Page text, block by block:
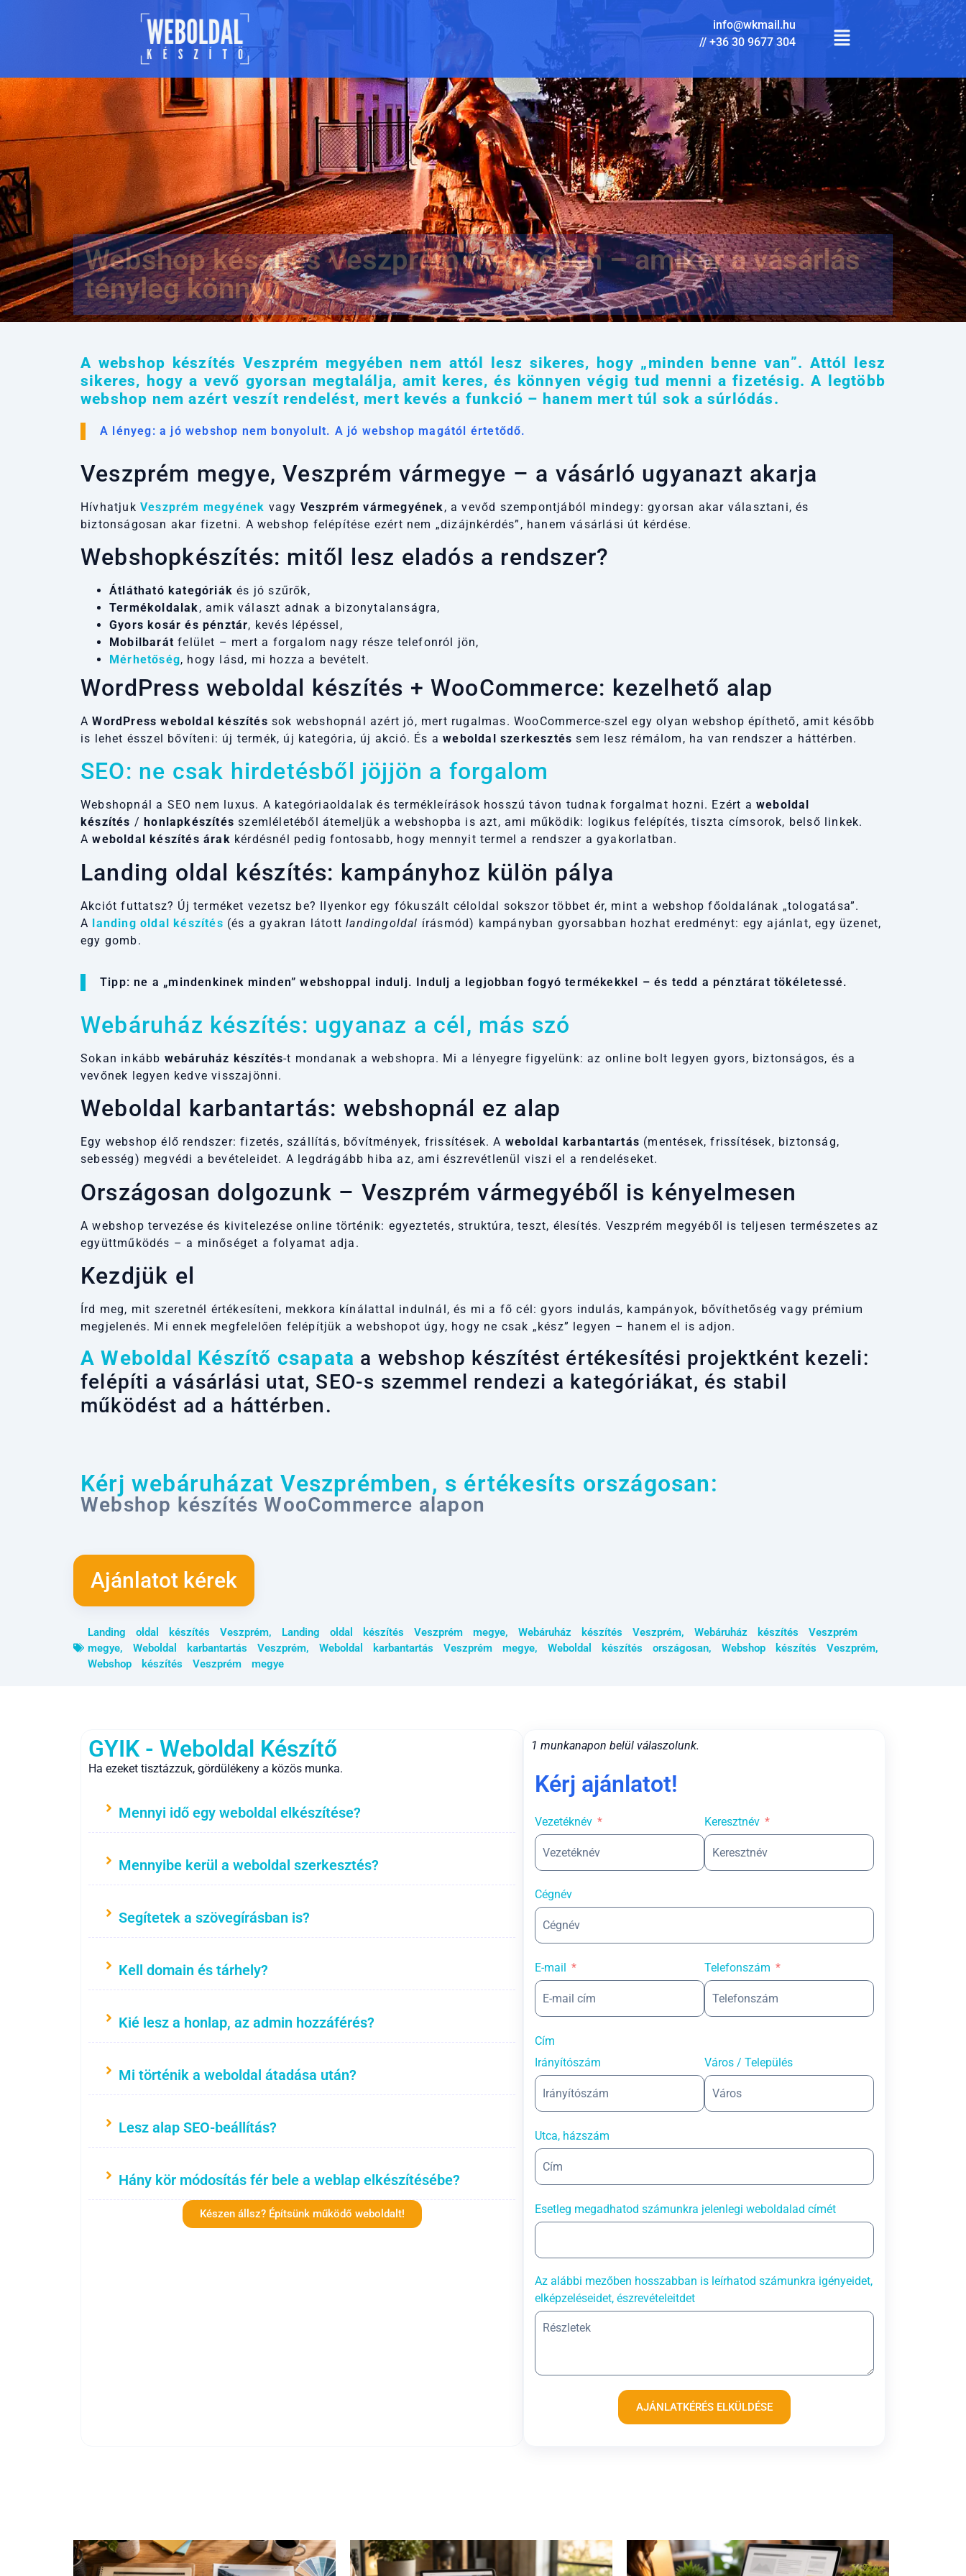
info@wkmail.hu
//+36 30 9677 304
Webshop készítés Veszprém megyében – amikor a vásárlás
tényleg könnyű
A webshop készítés Veszprém megyében nem attól lesz sikeres, hogy „minden benne van”. Attól lesz
sikeres, hogy a vevő gyorsan megtalálja, amit keres, és könnyen végig tud menni a fizetésig. A legtöbb
webshop nem azért veszít rendelést, mert kevés a funkció – hanem mert túl sok a súrlódás.
A lényeg: a jó webshop nem bonyolult. A jó webshop magától értetődő.
Veszprém megye, Veszprém vármegye – a vásárló ugyanazt akarja
Hívhatjuk Veszprém megyének vagy Veszprém vármegyének, a vevőd szempontjából mindegy: gyorsan akar választani, és
biztonságosan akar fizetni. A webshop felépítése ezért nem „dizájnkérdés”, hanem vásárlási út kérdése.
Webshopkészítés: mitől lesz eladós a rendszer?
Átlátható kategóriák és jó szűrők,
Termékoldalak, amik választ adnak a bizonytalanságra,
Gyors kosár és pénztár, kevés lépéssel,
Mobilbarát felület – mert a forgalom nagy része telefonról jön,
Mérhetőség, hogy lásd, mi hozza a bevételt.
WordPress weboldal készítés + WooCommerce: kezelhető alap
AWordPress weboldal készítés sok webshopnál azért jó, mert rugalmas. WooCommerce-szel egy olyan webshop építhető, amit később
is lehet ésszel bővíteni: új termék, új kategória, új akció. És aweboldal szerkesztés sem lesz rémálom, ha van rendszer a háttérben.
SEO: ne csak hirdetésből jöjjön a forgalom
Webshopnál a SEO nem luxus. A kategóriaoldalak és termékleírások hosszú távon tudnak forgalmat hozni. Ezért a weboldal
készítés / honlapkészítés szemléletéből átemeljük a webshopba is azt, ami működik: logikus felépítés, tiszta címsorok, belső linkek.
Aweboldal készítés árak kérdésnél pedig fontosabb, hogy mennyit termel a rendszer a gyakorlatban.
Landing oldal készítés: kampányhoz külön pálya
Akciót futtatsz? Új terméket vezetsz be? Ilyenkor egy fókuszált céloldal sokszor többet ér, mint a webshop főoldalának „tologatása”.
A landing oldal készítés (és a gyakran látottlandingoldal írásmód) kampányban gyorsabban hozhat eredményt: egy ajánlat, egy üzenet,
egy gomb.
Tipp: ne a „mindenkinek minden” webshoppal indulj. Indulj a legjobban fogyó termékekkel – és tedd a pénztárat tökéletessé.
Webáruház készítés: ugyanaz a cél, más szó
Sokan inkább webáruház készítés-t mondanak a webshopra. Mi a lényegre figyelünk: az online bolt legyen gyors, biztonságos, és a
vevőnek legyen kedve visszajönni.
Weboldal karbantartás: webshopnál ez alap
Egy webshop élő rendszer: fizetés, szállítás, bővítmények, frissítések. A weboldal karbantartás (mentések, frissítések, biztonság,
sebesség) megvédi a bevételeidet. A legdrágább hiba az, ami észrevétlenül viszi el a rendeléseket.
Országosan dolgozunk – Veszprém vármegyéből is kényelmesen
A webshop tervezése és kivitelezése online történik: egyeztetés, struktúra, teszt, élesítés. Veszprém megyéből is teljesen természetes az
együttműködés – a minőséget a folyamat adja.
Kezdjük el
Írd meg, mit szeretnél értékesíteni, mekkora kínálattal indulnál, és mi a fő cél: gyors indulás, kampányok, bővíthetőség vagy prémium
megjelenés. Mi ennek megfelelően felépítjük a webshopot úgy, hogy ne csak „kész” legyen – hanem el is adjon.
A Weboldal Készítő csapata a webshop készítést értékesítési projektként kezeli:
felépíti a vásárlási utat, SEO-s szemmel rendezi a kategóriákat, és stabil
működést ad a háttérben.
Kérj webáruházat Veszprémben, s értékesíts országosan:
Webshop készítés WooCommerce alapon
Ajánlatot kérek
Landing oldal készítés Veszprém, Landing oldal készítés Veszprém megye, Webáruház készítés Veszprém, Webáruház készítés Veszprém
megye, Weboldal karbantartás Veszprém, Weboldal karbantartás Veszprém megye, Weboldal készítés országosan, Webshop készítés Veszprém,
Webshop készítés Veszprém megye
GYIK - Weboldal Készítő
Ha ezeket tisztázzuk, gördülékeny a közös munka.
Mennyi idő egy weboldal elkészítése?
Mennyibe kerül a weboldal szerkesztés?
Segítetek a szövegírásban is?
Kell domain és tárhely?
Kié lesz a honlap, az admin hozzáférés?
Mi történik a weboldal átadása után?
Lesz alap SEO-beállítás?
Hány kör módosítás fér bele a weblap elkészítésébe?
Készen állsz? Építsünk működő weboldalt!
1 munkanapon belül válaszolunk.
Kérj ajánlatot!
Vezetéknév Keresztnév
Cégnév
E-mail Telefonszám
Cím
Irányítószám
Város / Település
Utca, házszám
Esetleg megadhatod számunkra jelenlegi weboldalad címét
Az alábbi mezőben hosszabban is leírhatod számunkra igényeidet,
elképzeléseidet, észrevételeitdet
AJÁNLATKÉRÉS ELKÜLDÉSE